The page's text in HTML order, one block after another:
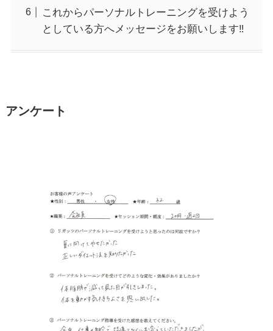
これからパーソナルトレーニングを受けよう
としている方へメッセージをお願いします‼
アンケート